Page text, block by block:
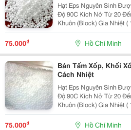
Hạt Eps Nguyên Sinh
Độ 90C Kích Nở Từ 20
Khuôn (Block) Gia Nhiệt
Hợp Cho Ra Sản Phẩm
Eps. Sản Phẩm Mốp
75.000₫ Hồ Chí Minh
Bán Tấm Xốp, Khối
Cách Nhiệt
Hạt Eps Nguyên Sinh
Độ 90C Kích Nở Từ 20
Khuôn (Block) Gia Nhiệt
Hợp Cho Ra Sản Phẩm
Eps. Sản Phẩm Mốp
75.000₫ Hồ Chí Minh